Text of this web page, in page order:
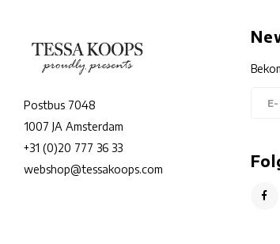
Postbus 7048
1007 JA Amsterdam
+31 (0)20 777 36 33
webshop@tessakoops.com